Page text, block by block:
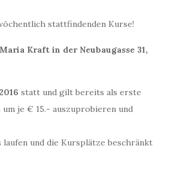
stattfindenden Kurse!
Kraft in der Neubaugasse 31,
statt und gilt bereits als erste
je € 15.- auszuprobieren und
und die Kursplätze beschränkt